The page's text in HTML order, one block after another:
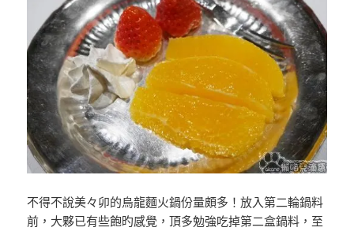
不得不說美々卯的烏龍麵火鍋份量頗多！放入第二輪鍋料
前，大夥已有些飽旳感覺，頂多勉強吃掉第二盒鍋料，至